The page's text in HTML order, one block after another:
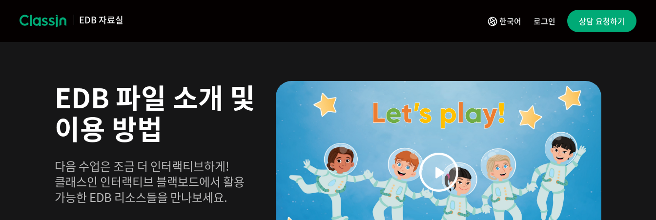
EDB 자료실 한국어 로그인 상담 요청하기
EDB 파일 소개 및
이용 방법
다음 수업은 조금 더 인터랙티브하게!
클래스인 인터랙티브 블랙보드에서 활용
가능한 EDB 리소스들을 만나보세요.